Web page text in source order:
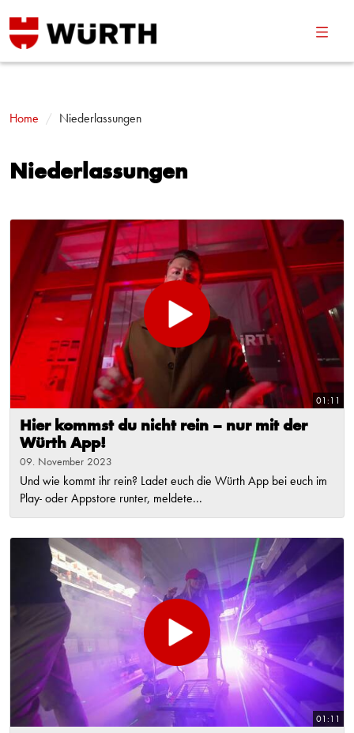
Home Niederlassungen
Niederlassungen
01:11
Hier kommst du nicht rein – nur mit der
Würth App!
09. November 2023
Und wie kommt ihr rein? Ladet euch die Würth App bei euch im
Play- oder Appstore runter, meldete...
01:11